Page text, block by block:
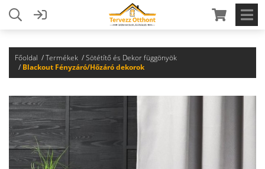
Főoldal Termékek
Sötétítő és Dekor függönyök
Blackout Fényzáró/Hőzáró dekorok